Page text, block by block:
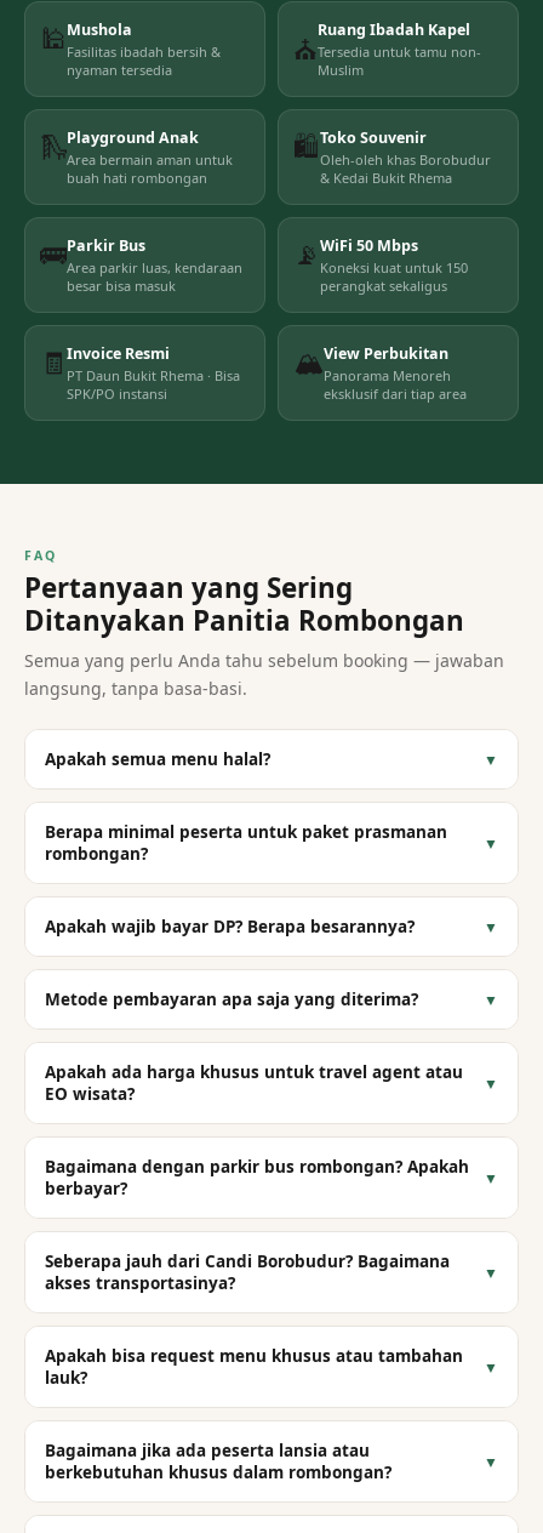
🕌 Mushola
Fasilitas ibadah bersih &
nyaman tersedia
⛪
Ruang Ibadah Kapel
Tersedia untuk tamu non-
Muslim
🛝Playground Anak
Area bermain aman untuk
buah hati rombongan
🛍️Toko Souvenir
Oleh-oleh khas Borobudur
& Kedai Bukit Rhema
🚌Parkir Bus
Area parkir luas, kendaraan
besar bisa masuk
📡 WiFi 50 Mbps
Koneksi kuat untuk 150
perangkat sekaligus
🧾 Invoice Resmi
PT Daun Bukit Rhema · Bisa
SPK/PO instansi
🏔View Perbukitan
Panorama Menoreh
eksklusif dari tiap area
FAQ
Pertanyaan yang Sering
Ditanyakan Panitia Rombongan
Semua yang perlu Anda tahu sebelum booking — jawaban
langsung, tanpa basa-basi.
Apakah semua menu halal? ▼
Berapa minimal peserta untuk paket prasmanan
rombongan?
▼
Apakah wajib bayar DP? Berapa besarannya? ▼
Metode pembayaran apa saja yang diterima? ▼
Apakah ada harga khusus untuk travel agent atau
EO wisata?
▼
Bagaimana dengan parkir bus rombongan? Apakah
berbayar?
▼
Seberapa jauh dari Candi Borobudur? Bagaimana
akses transportasinya?
▼
Apakah bisa request menu khusus atau tambahan
lauk?
▼
Bagaimana jika ada peserta lansia atau
berkebutuhan khusus dalam rombongan?
▼